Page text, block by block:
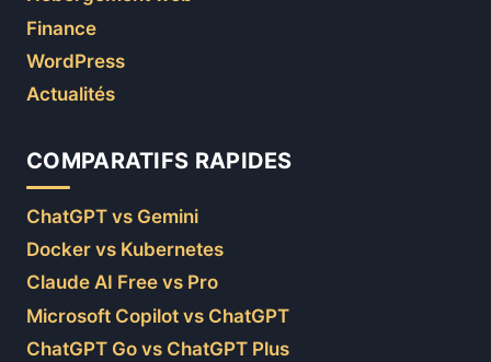
Finance
WordPress
Actualités
COMPARATIFS RAPIDES
ChatGPT vs Gemini
Docker vs Kubernetes
Claude AI Free vs Pro
Microsoft Copilot vs ChatGPT
ChatGPT Go vs ChatGPT Plus